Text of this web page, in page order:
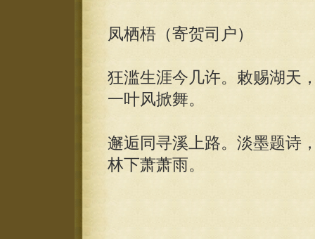
凤栖梧（寄贺司户）
狂滥生涯今几许。敕赐湖天
一叶风掀舞。
邂逅同寻溪上路。淡墨题诗
林下萧萧雨。